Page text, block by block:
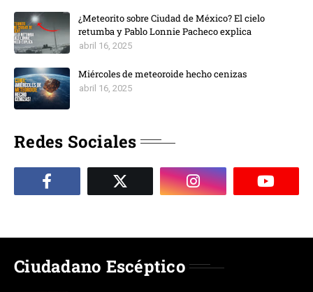
¿Meteorito sobre Ciudad de México? El cielo
retumba y Pablo Lonnie Pacheco explica
abril 16, 2025
Miércoles de meteoroide hecho cenizas
abril 16, 2025
Redes Sociales
Ciudadano Escéptico